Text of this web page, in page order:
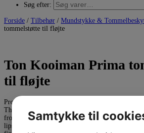
Søg efter:
Forside / Tilbehør / Mundstykke &
tommelstøtte til fløjte
Ton Kooiman Prima
til fløjte
Properly balancing the flute has never been easy
Thumb Rest prevents the instrument
from rolling toward you. It also reduces the
lips, it incites a correct position of your
Samtykke til